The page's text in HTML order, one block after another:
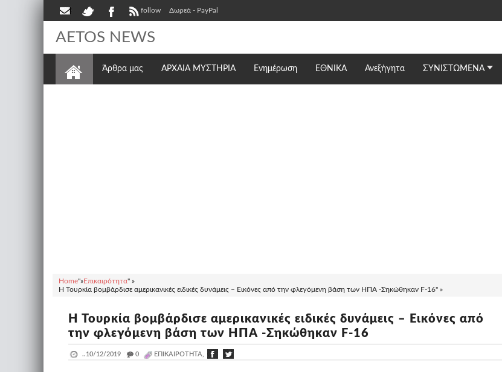
follow Δωρεά - PayPal
AETOS NEWS
Άρθρα μας ΑΡΧΑΙΑ ΜΥΣΤΗΡΙΑ Ενημέρωση ΕΘΝΙΚΆ Ανεξήγητα ΣΥΝΙΣΤΩΜΕΝΑ
Home"»Επικαιρότητα" »
Η Τουρκία βομβάρδισε αμερικανικές ειδικές δυνάμεις – Εικόνες από την φλεγόμενη βάση των ΗΠΑ -Σηκώθηκαν F-16" »
Η Τουρκία βομβάρδισε αμερικανικές ειδικές δυνάμεις – Εικόνες από
την φλεγόμενη βάση των ΗΠΑ -Σηκώθηκαν F-16
..10/12/2019 _ 0 ΕΠΙΚΑΙΡΌΤΗΤΑ,